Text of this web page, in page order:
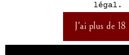
Une vaste
légal.
J'ai plus de 18